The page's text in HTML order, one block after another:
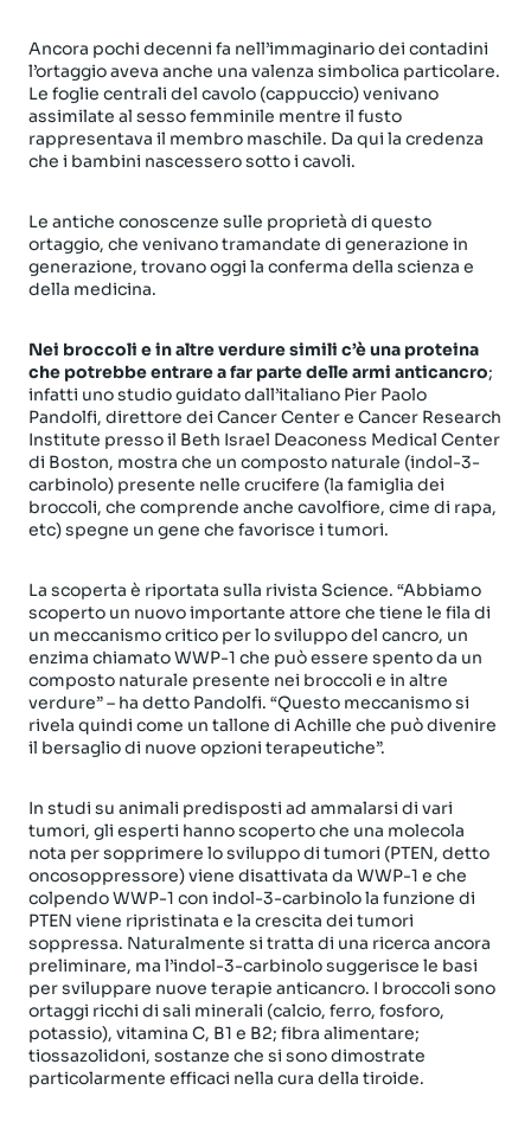
Ancora pochi decenni fa nell’immaginario dei contadini
l’ortaggio aveva anche una valenza simbolica particolare.
Le foglie centrali del cavolo (cappuccio) venivano
assimilate al sesso femminile mentre il fusto
rappresentava il membro maschile. Da qui la credenza
che i bambini nascessero sotto i cavoli.
Le antiche conoscenze sulle proprietà di questo
ortaggio, che venivano tramandate di generazione in
generazione, trovano oggi la conferma della scienza e
della medicina.
Nei broccoli e in altre verdure simili c’è una proteina
che potrebbe entrare a far parte delle armi anticancro;
infatti uno studio guidato dall’italiano Pier Paolo
Pandolfi, direttore dei Cancer Center e Cancer Research
Institute presso il Beth Israel Deaconess Medical Center
di Boston, mostra che un composto naturale (indol-3-
carbinolo) presente nelle crucifere (la famiglia dei
broccoli, che comprende anche cavolfiore, cime di rapa,
etc) spegne un gene che favorisce i tumori.
La scoperta è riportata sulla rivista Science. “Abbiamo
scoperto un nuovo importante attore che tiene le fila di
un meccanismo critico per lo sviluppo del cancro, un
enzima chiamato WWP-1 che può essere spento da un
composto naturale presente nei broccoli e in altre
verdure” – ha detto Pandolfi. “Questo meccanismo si
rivela quindi come un tallone di Achille che può divenire
il bersaglio di nuove opzioni terapeutiche”.
In studi su animali predisposti ad ammalarsi di vari
tumori, gli esperti hanno scoperto che una molecola
nota per sopprimere lo sviluppo di tumori (PTEN, detto
oncosoppressore) viene disattivata da WWP-1 e che
colpendo WWP-1 con indol-3-carbinolo la funzione di
PTEN viene ripristinata e la crescita dei tumori
soppressa. Naturalmente si tratta di una ricerca ancora
preliminare, ma l’indol-3-carbinolo suggerisce le basi
per sviluppare nuove terapie anticancro. I broccoli sono
ortaggi ricchi di sali minerali (calcio, ferro, fosforo,
potassio), vitamina C, B1 e B2; fibra alimentare;
tiossazolidoni, sostanze che si sono dimostrate
particolarmente efficaci nella cura della tiroide.